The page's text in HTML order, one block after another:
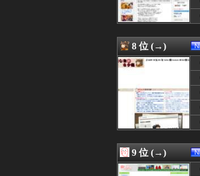
08/06 08:47
08/06 08:46
08/06 08:43
08/06 08:42
08/06 08:42
08/06 08:40
08/06 08:40
08/06 08:40
08/06 08:40
08/06 08:39
08/06 08:39
08/06 08:39
8 位 (→)
9 位 (→)